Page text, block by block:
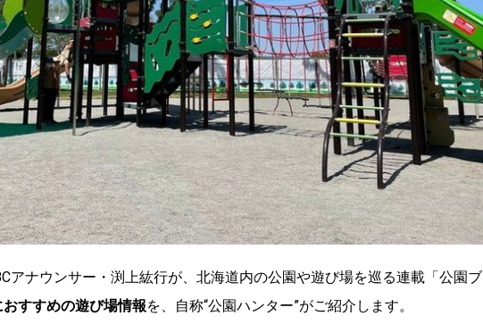
アナウンサー・渕上紘行が、北海道内の公園や遊び場を巡る連載「公園ブ
すすめの遊び場情報を、自称“公園ハンター”がご紹介します。